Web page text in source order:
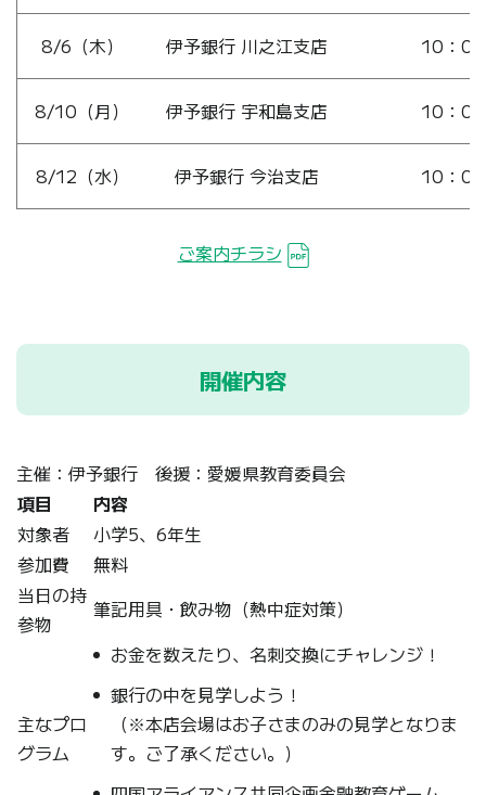
8/6（木） 伊予銀行 川之江支店 10：
8/10（月） 伊予銀行 宇和島支店 10：
8/12（水） 伊予銀行 今治支店 10：
ご案内チラシ
開催内容
主催：伊予銀行 後援：愛媛県教育委員会
項目
内容
対象者
小学5、6年生
参加費
無料
当日の持
参物
筆記用具・飲み物（熱中症対策）
主なプロ
グラム
お金を数えたり、名刺交換にチャレンジ！
銀行の中を見学しよう！
（※本店会場はお子さまのみの見学となりま
す。ご了承ください。）